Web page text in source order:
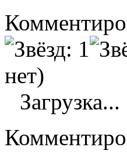
нет)
Загрузка...